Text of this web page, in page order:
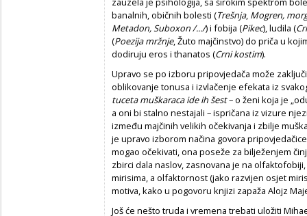
banalnih, običnih bolesti (Trešnja, Mogren,
Metadon, Suboxon /.../) i fobija (Pikec), ludila (
(Poezija mržnje, Žuto majčinstvo) do priča u
dodiruju eros i thanatos (Crni kostim).
Upravo se po izboru pripovjedača može
oblikovanje tonusa i izvlačenje efekata iz
tuceta muškaraca ide ih šest– o ženi koja je
a oni bi stalno nestajali – ispričana iz vizure
između majčinih velikih očekivanja i zbilje
je upravo izborom načina govora
mogao očekivati, ona poseže za bilježenjem
zbirci dala naslov, zasnovana je na
mirisima, a olfaktornost (jako razvijen osjet
motiva, kako u pogovoru knjizi zapaža Alojz
Još će nešto truda i vremena trebati uložiti